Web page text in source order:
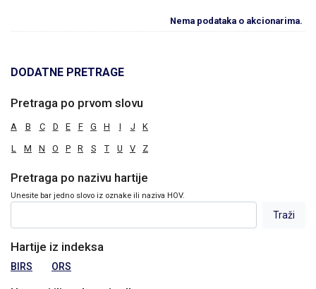
Nema podataka o akcionarima.
DODATNE PRETRAGE
Pretraga po prvom slovu
A B C D E F G H I J K
L M N O P R S T U V Z
Pretraga po nazivu hartije
Unesite bar jedno slovo iz oznake ili naziva HOV.
Hartije iz indeksa
BIRS ORS